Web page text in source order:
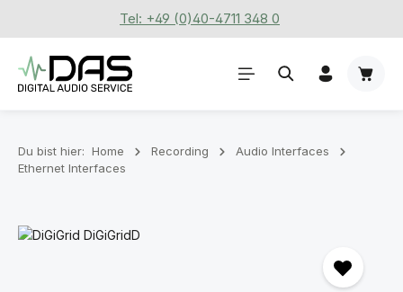
Zum Hauptinhalt springenTel: +49 (0)40-4711 348 0
Du bist hier: Home Recording
Audio Interfaces
Ethernet Interfaces
Bildergalerie überspringen